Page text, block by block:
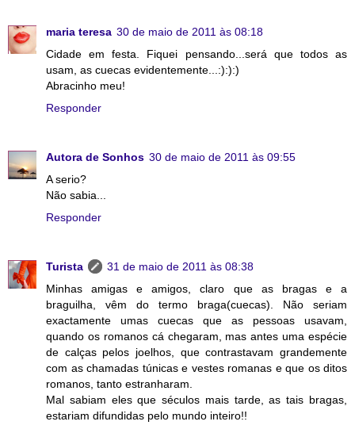
maria teresa 30 de maio de 2011 às 08:18
Cidade em festa. Fiquei pensando...será que todos as
usam, as cuecas evidentemente...:):):)
Abracinho meu!
Responder
Autora de Sonhos 30 de maio de 2011 às 09:55
A serio?
Não sabia...
Responder
Turista
31 de maio de 2011 às 08:38
Minhas amigas e amigos, claro que as bragas e a
braguilha, vêm do termo braga(cuecas). Não seriam
exactamente umas cuecas que as pessoas usavam,
quando os romanos cá chegaram, mas antes uma espécie
de calças pelos joelhos, que contrastavam grandemente
com as chamadas túnicas e vestes romanas e que os ditos
romanos, tanto estranharam.
Mal sabiam eles que séculos mais tarde, as tais bragas,
estariam difundidas pelo mundo inteiro!!